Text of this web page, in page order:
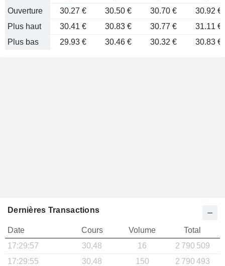
Ouverture
30.27 € 30.50 € 30.70 €
30.92 €
Plus haut
30.41 € 30.83 € 30.77 €
31.11 €
Plus bas
29.93 € 30.46 € 30.32 € 30.83 €
Dernières Transactions
Date Cours Volume
Total
17:29:57
30,48 16
2 790 509
17:29:55
30,48 150
2 790 493